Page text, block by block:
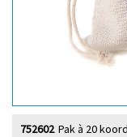
Pak à 20
752602